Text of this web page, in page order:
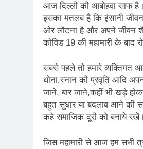
आज दिल्ली की आबोहवा साफ
इसका मतलब है कि इंसानी
ओर लौटना है और अपने जीवन
कोविड 19 की महामारी के बाद
सबसे पहले तो हमारे व्यक्तिगत
धोना,स्नान की प्रवृति आदि
जाने, बार जाने,कहीं भी खड़े
बहुत सुधार या बदलाव आने की
कहे समाजिक दूरी को बनाये रखें।
जिस महामारी से आज हम सभी